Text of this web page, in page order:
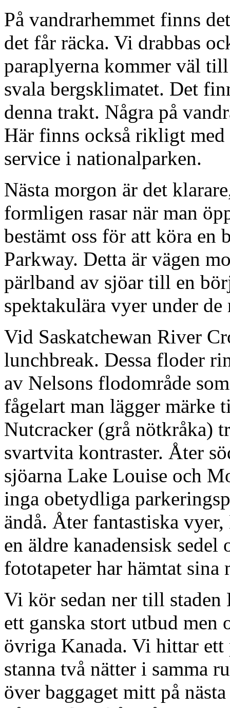
På vandrarhemmet finns
det får räcka. Vi drabbas
paraplyerna kommer väl
svala bergsklimatet. Det
denna trakt. Några på
Här finns också rikligt
service i nationalparken.
Nästa morgon är det
formligen rasar när man
bestämt oss för att köra en
Parkway. Detta är vägen
pärlband av sjöar till en
spektakulära vyer under de
Vid Saskatchewan River
lunchbreak. Dessa floder
av Nelsons flodområde
fågelart man lägger märke
Nutcracker (grå nötkråka)
svartvita kontraster. Åter
sjöarna Lake Louise och
inga obetydliga
ändå. Åter fantastiska
en äldre kanadensisk sedel
fototapeter har hämtat sina
Vi kör sedan ner till
ett ganska stort utbud men
övriga Kanada. Vi hittar ett
stanna två nätter i samma
över baggaget mitt på